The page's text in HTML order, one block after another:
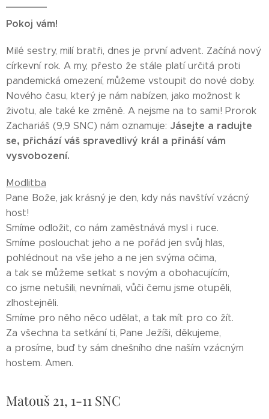
Pokoj vám!
Milé sestry, milí bratři, dnes je první advent. Začíná nový
církevní rok. A my, přesto že stále platí určitá proti
pandemická omezení, můžeme vstoupit do nové doby.
Nového času, který je nám nabízen, jako možnost k
životu, ale také ke změně. A nejsme na to sami! Prorok
Zachariáš (9,9 SNC) nám oznamuje: Jásejte a radujte
se, přichází váš spravedlivý král a přináší vám
vysvobození.
Modlitba
Pane Bože, jak krásný je den, kdy nás navštíví vzácný
host!
Smíme odložit, co nám zaměstnává mysl i ruce.
Smíme poslouchat jeho a ne pořád jen svůj hlas,
pohlédnout na vše jeho a ne jen svýma očima,
a tak se můžeme setkat s novým a obohacujícím,
co jsme netušili, nevnímali, vůči čemu jsme otupěli,
zlhostejněli.
Smíme pro něho něco udělat, a tak mít pro co žít.
Za všechna ta setkání ti, Pane Ježíši, děkujeme,
a prosíme, buď ty sám dnešního dne naším vzácným
hostem. Amen.
Matouš 21, 1-11 SNC